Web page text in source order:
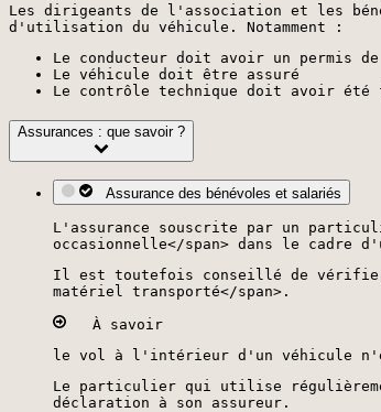
Les dirigeants de l'association et les
d'utilisation du véhicule. Notamment :
Le conducteur doit avoir un permis
Le véhicule doit être assuré
Le contrôle technique doit avoir
Assurances : que savoir ?
Assurance des bénévoles et salariés
L'assurance souscrite par un
occasionnelle</span> dans le cadre
Il est toutefois conseillé de vérifier
matériel transporté</span>.
À savoir
le vol à l'intérieur d'un véhicule
Le particulier qui utilise
déclaration à son assureur.